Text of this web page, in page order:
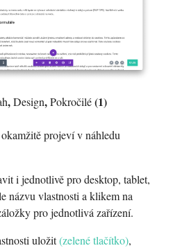
,Design,Pokročilé(1)
projeví v náhledu
i jednotlivě pro desktop, tablet,
názvu vlastnosti a klikem na
pro jednotlivá zařízení.
uložit(zelené tlačítko),